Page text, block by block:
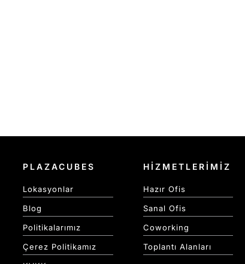
PLAZACUBES
Lokasyonlar
Blog
Politikalarımız
Çerez Politikamız
HİZMETLERİMİZ
Hazır Ofis
Sanal Ofis
Coworking
Toplantı Alanları